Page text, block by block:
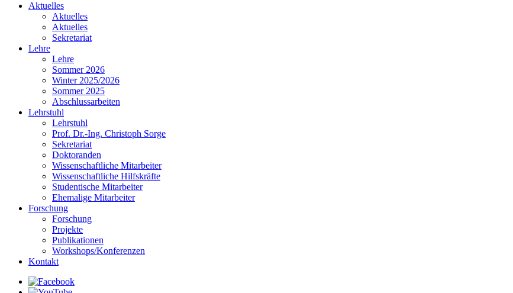
Aktuelles
Aktuelles
Aktuelles
Sekretariat
Lehre
Lehre
Sommer 2026
Winter 2025/2026
Sommer 2025
Abschlussarbeiten
Lehrstuhl
Lehrstuhl
Prof. Dr.-Ing. Christoph Sorge
Sekretariat
Doktoranden
Wissenschaftliche Mitarbeiter
Wissenschaftliche Hilfskräfte
Studentische Mitarbeiter
Ehemalige Mitarbeiter
Forschung
Forschung
Projekte
Publikationen
Workshops/Konferenzen
Kontakt